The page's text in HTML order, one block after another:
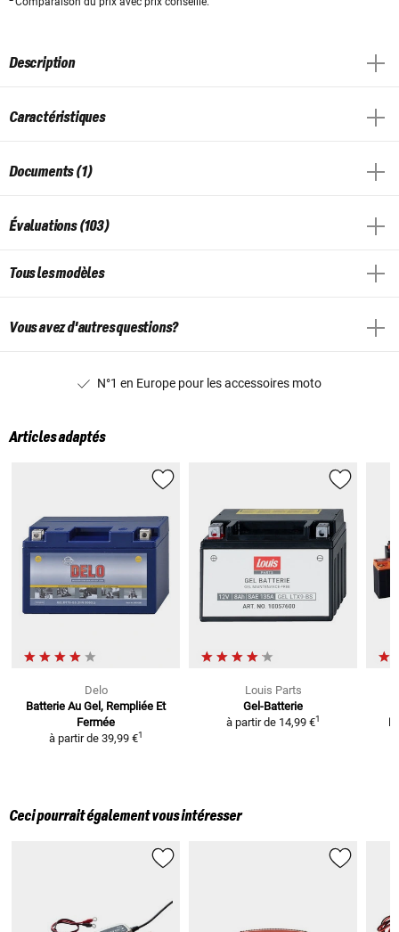
Description
Caractéristiques
Documents (1)
Évaluations (103)
Tous les modèles
Vous avez d'autres questions?
N°1 en Europe pour les accessoires moto
Articles adaptés
Delo
Batterie Au Gel, Rempliée Et
Fermée
à partir de 39,99 €1
Louis Parts
Gel-Batterie
à partir de 14,99 €1
Ceci pourrait également vous intéresser